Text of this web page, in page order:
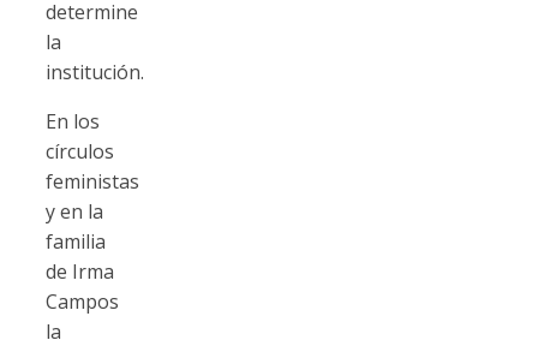
determine
la
institución.
En los
círculos
feministas
y en la
familia
de Irma
Campos
la